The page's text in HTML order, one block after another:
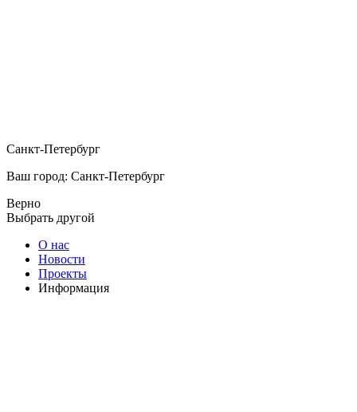
Санкт-Петербург
Ваш город: Санкт-Петербург
Верно
Выбрать другой
О нас
Новости
Проекты
Информация